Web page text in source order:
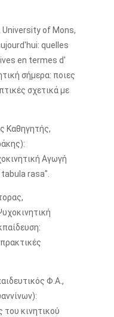
University of Mons,
quelles
en termes d'
σήμερα: ποιες
σχετικά με
Καθηγητής,
Αγωγή
tabula rasa".
Φ.Α.,
του κινητικού